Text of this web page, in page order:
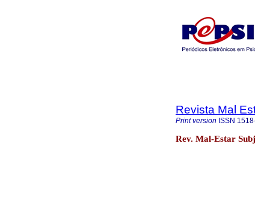
Revista Mal
Print version ISSN
Rev. Mal-Estar